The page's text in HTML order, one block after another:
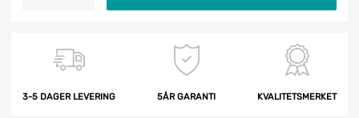
3-5 DAGER LEVERING 5ÅR GARANTI KVALITETSMERKET